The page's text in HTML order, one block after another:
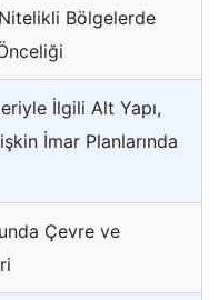
Bölgelerde
İlgili Alt Yapı,
İmar Planlarında
Çevre ve